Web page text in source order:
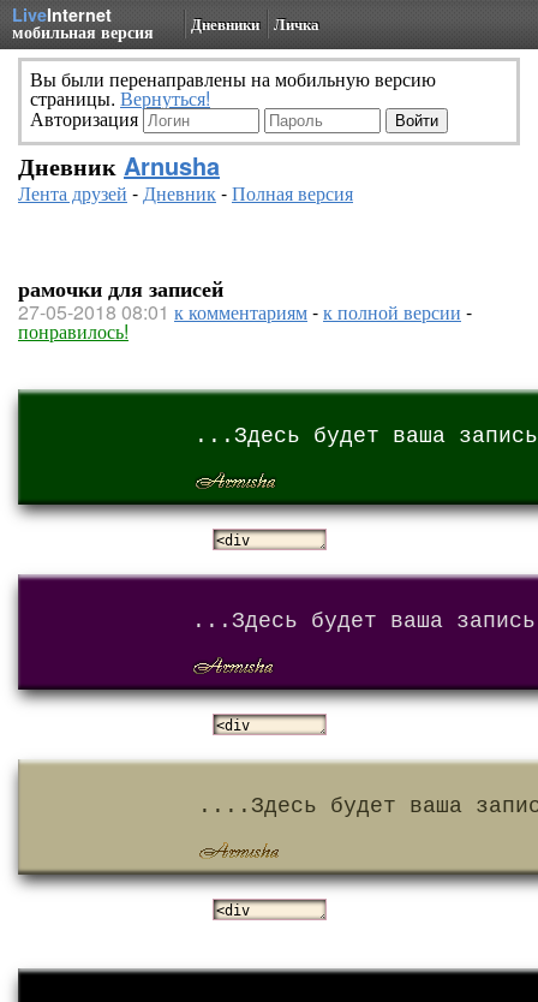
LiveInternet
мобильная версия Дневники Личка
Вы были перенаправлены на мобильную версию
страницы. Вернуться!
Авторизация
Дневник Arnusha
Лента друзей -Дневник-Полная версия
рамочки для записей
27-05-2018 08:01 к комментариям-к полной версии -
понравилось!
...Здесь будет ваша
...Здесь будет ваша
....Здесь будет ваша